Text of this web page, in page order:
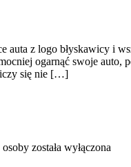
z logo błyskawicy i
ogarnąć swoje
liczy się nie […]
została wyłączona